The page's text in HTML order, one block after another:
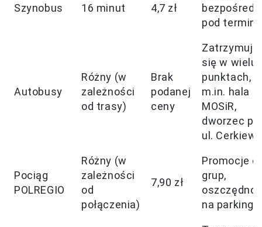
Szynobus 16 minut 4,7 zł
pod
Autobusy
Różny (w
zależności
od trasy)
Brak
podanej
ceny
Zatrzymują
się w wielu
punktach,
m.in. hala
MOSiR,
dworzec
ul.
Pociąg
POLREGIO
Różny (w
zależności
od
połączenia)
7,90 zł
Promocje
grup,
na parkingu